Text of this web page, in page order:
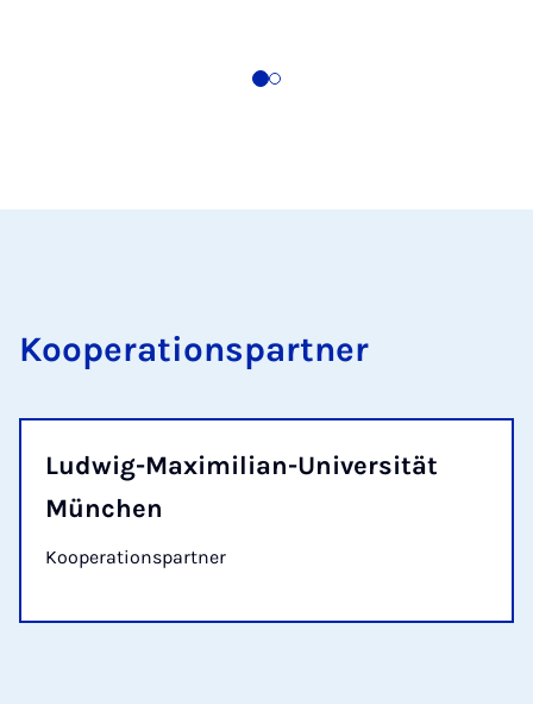
Kooperationspartner
Ludwig-Maximilian-Universität
München
Kooperationspartner